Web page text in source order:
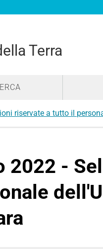
Terra
riservate a tutto il
2022 -